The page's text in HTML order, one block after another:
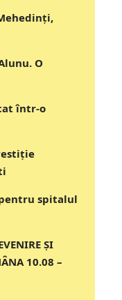
O
într-o
spitalul
ȘI
10.08 –